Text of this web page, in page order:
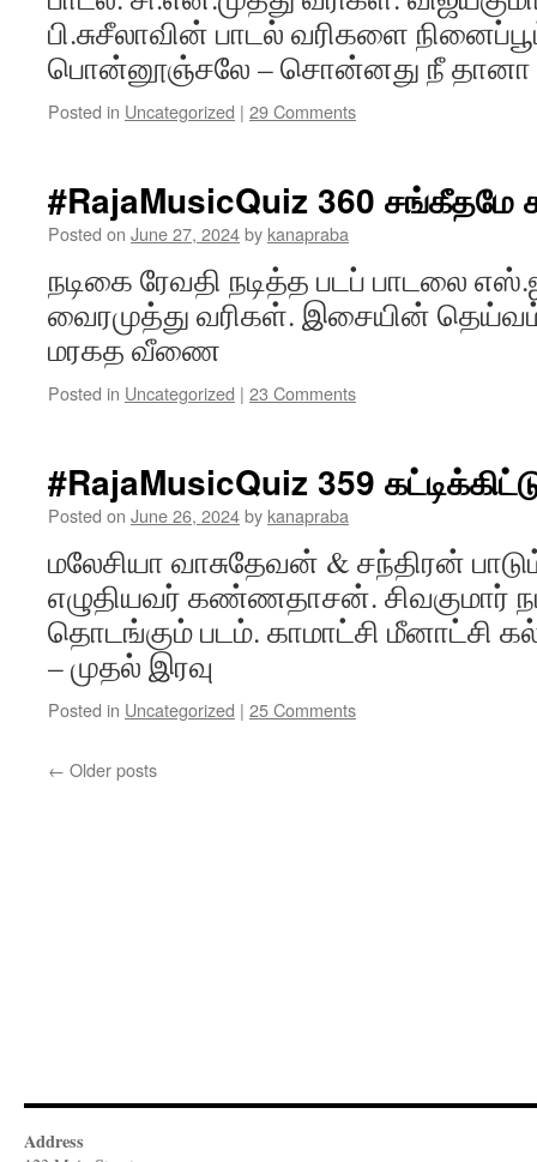
பி.சுசீலாவின் பாடல் வரிகளை
பொன்னூஞ்சலே – சொன்னது நீ தானா
Posted in Uncategorized | 29 Comments
#RajaMusicQuiz 360 சங்கீதமே
Posted on June 27, 2024by kanapraba
நடிகை ரேவதி நடித்த படப் பாடலை
வைரமுத்து வரிகள். இசையின்
மரகத வீணை
Posted in Uncategorized | 23 Comments
#RajaMusicQuiz 359
Posted on June 26, 2024by kanapraba
மலேசியா வாசுதேவன் & சந்திரன்
எழுதியவர் கண்ணதாசன். சிவகுமார்
தொடங்கும் படம். காமாட்சி
– முதல் இரவு
Posted in Uncategorized | 25 Comments
← Older posts
Address